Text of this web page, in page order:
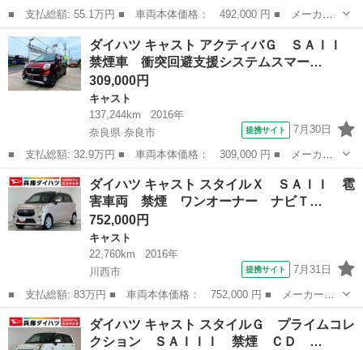
■ 支払総額: 55.1万円 ■ 車両本体価格： 492,000 円 ■ メーカー
名： ダイハツ ■ 車種名： キャスト ■ グレード名： スタイル
Ｇ ＳＡＩＩ ミュージックプレイヤー接続可 衝突被害軽減システ
ム ＬＥＤヘ...
兵庫 姫路市 キャスト
ダイハツ キャスト アクティバＧ ＳＡＩＩ
禁煙車 衝突回避支援システムスマー…
309,000円
キャスト
137,244km
2016年
奈良県 奈良市
提携サイト 7月30日
■ 支払総額: 32.9万円 ■ 車両本体価格： 309,000 円 ■ メーカー
名： ダイハツ ■ 車種名： キャスト ■ グレード名： アクティ
バＧ ＳＡＩＩ 禁煙車 衝突回避支援システムスマートアシスト
前後ドライブ...
奈良 奈良市 キャスト
ダイハツ キャスト スタイルＸ ＳＡＩＩ 雹
害車両 禁煙 ワンオーナー ナビＴ…
752,000円
キャスト
22,760km
2016年
川西市
提携サイト 7月31日
■ 支払総額: 83万円 ■ 車両本体価格： 752,000 円 ■ メーカー
名： ダイハツ ■ 車種名： キャスト ■ グレード名： スタイル
Ｘ ＳＡＩＩ 雹害車両 禁煙 ワンオーナー ナビＴＶ 雹害車
両 禁煙車 ワンオ...
兵庫 川西市 キャスト
ダイハツ キャスト スタイルＧ プライムコレ
クション ＳＡＩＩＩ 禁煙 ＣＤ …